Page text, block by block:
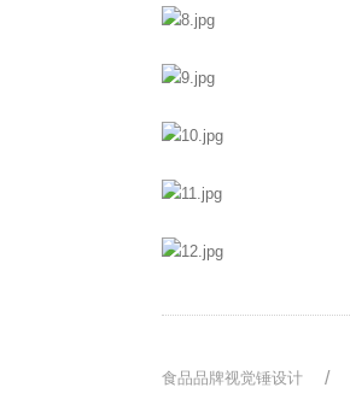
食品品牌视觉锤设计